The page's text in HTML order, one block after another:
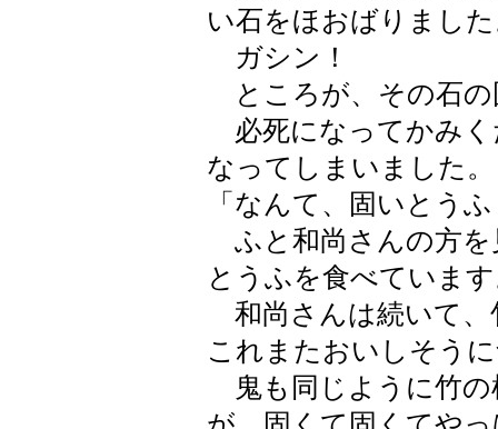
い石をほおばりまし
ガシン！
ところが、その石の
必死になってかみく
なってしまいました。
「なんて、固いとう
ふと和尚さんの方を
とうふを食べていま
和尚さんは続いて、
これまたおいしそう
鬼も同じように竹の